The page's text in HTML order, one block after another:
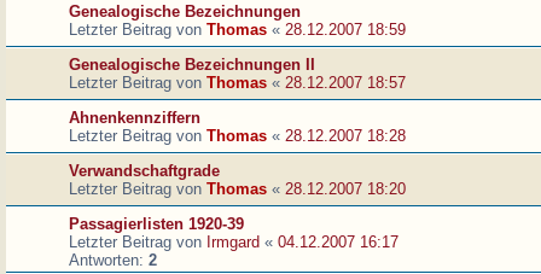
Genealogische Bezeichnungen
Letzter Beitrag von Thomas « 28.12.2007 18:59
Genealogische Bezeichnungen II
Letzter Beitrag von Thomas « 28.12.2007 18:57
Ahnenkennziffern
Letzter Beitrag von Thomas « 28.12.2007 18:28
Verwandschaftgrade
Letzter Beitrag von Thomas « 28.12.2007 18:20
Passagierlisten 1920-39
Letzter Beitrag von Irmgard « 04.12.2007 16:17
Antworten: 2